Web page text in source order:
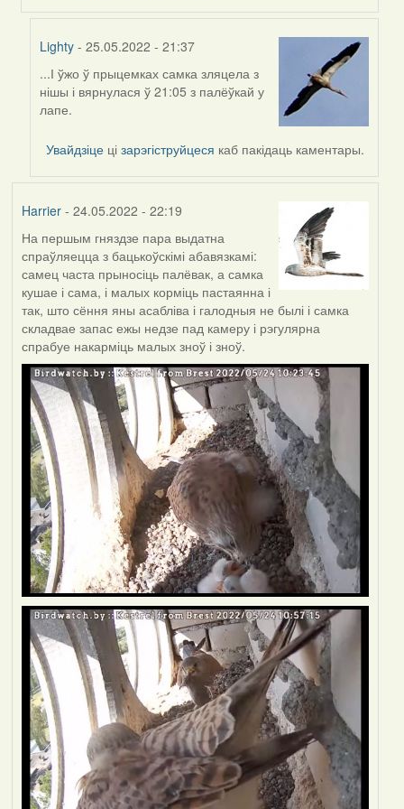
Lighty - 25.05.2022 - 21:37
In
reply
to
Lighty
...І ўжо ў прыцемках самка зляцела з
нішы і вярнулася ў 21:05 з палёўкай у
лапе.
Увайдзіце цізарэгіструйцеся каб пакідаць каментары.
Harrier- 24.05.2022 - 22:19
На першым гняздзе пара выдатна
спраўляецца з бацькоўскімі абавязкамі:
самец часта прыносіць палёвак, а самка
кушае і сама, і малых корміць пастаянна і
так, што сёння яны асабліва і галодныя не былі і самка
складвае запас ежы недзе пад камеру і рэгулярна
спрабуе накарміць малых зноў і зноў.